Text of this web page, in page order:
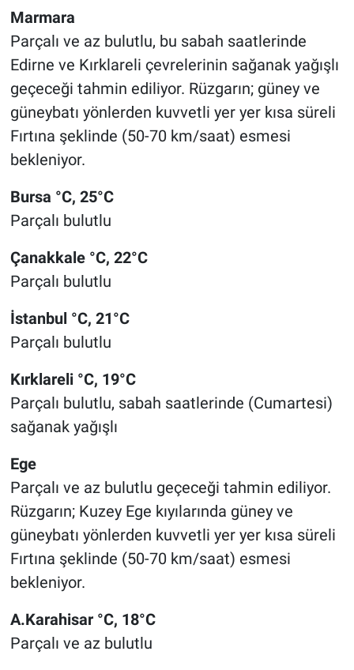
Marmara
Parçalı ve az bulutlu, bu sabah saatlerinde
Edirne ve Kırklareli çevrelerinin sağanak yağışlı
geçeceği tahmin ediliyor. Rüzgarın; güney ve
güneybatı yönlerden kuvvetli yer yer kısa süreli
Fırtına şeklinde (50-70 km/saat) esmesi
bekleniyor.
Bursa °C, 25°C
Parçalı bulutlu
Çanakkale °C, 22°C
Parçalı bulutlu
İstanbul °C, 21°C
Parçalı bulutlu
Kırklareli °C, 19°C
Parçalı bulutlu, sabah saatlerinde (Cumartesi)
sağanak yağışlı
Ege
Parçalı ve az bulutlu geçeceği tahmin ediliyor.
Rüzgarın; Kuzey Ege kıyılarında güney ve
güneybatı yönlerden kuvvetli yer yer kısa süreli
Fırtına şeklinde (50-70 km/saat) esmesi
bekleniyor.
A.Karahisar °C, 18°C
Parçalı ve az bulutlu